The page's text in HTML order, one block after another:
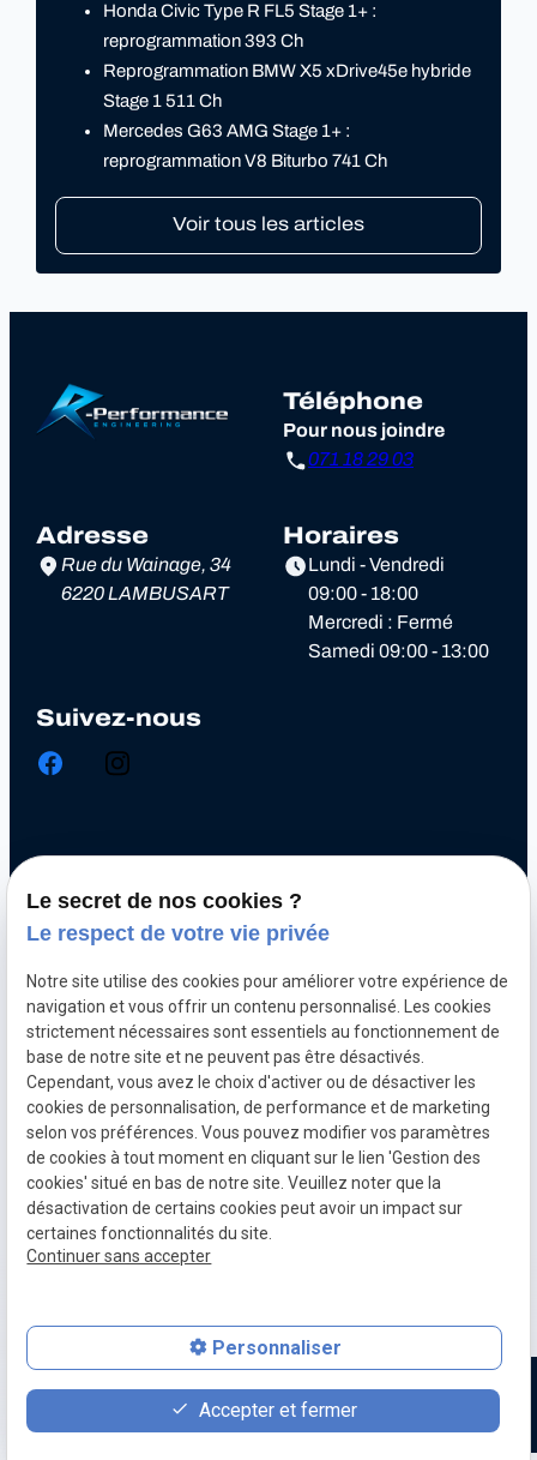
Honda Civic Type R FL5 Stage 1+ :
reprogrammation 393 Ch
Reprogrammation BMW X5 xDrive45e hybride
Stage 1 511 Ch
Mercedes G63 AMG Stage 1+ :
reprogrammation V8 Biturbo 741 Ch
Voir tous les articles
Téléphone
Pour nous joindre
071 18 29 03
Adresse
Rue du Wainage, 34
6220 LAMBUSART
Horaires
Lundi - Vendredi
09:00 - 18:00
Mercredi : Fermé
Samedi 09:00 - 13:00
Suivez-nous
Optimisation automobile
Diagnostic électronique
Echappement inox et titane
Décalaminage hydrogène
Clonage de calculateur moteur
Mentions
légales
Politique de
confidentialité
Gestion
des
cookies
Plan du
site
CGV
Le secret de nos cookies ?
Le respect de votre vie privée
Notre site utilise des cookies pour améliorer votre expérience de
navigation et vous offrir un contenu personnalisé. Les cookies
strictement nécessaires sont essentiels au fonctionnement de
base de notre site et ne peuvent pas être désactivés.
Cependant, vous avez le choix d'activer ou de désactiver les
cookies de personnalisation, de performance et de marketing
selon vos préférences. Vous pouvez modifier vos paramètres
de cookies à tout moment en cliquant sur le lien 'Gestion des
cookies' situé en bas de notre site. Veuillez noter que la
désactivation de certains cookies peut avoir un impact sur
certaines fonctionnalités du site.
Continuer sans accepter
Personnaliser
Accepter et fermer